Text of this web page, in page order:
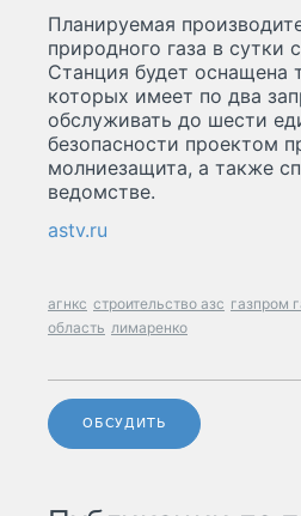
Планируемая
природного газа в
Станция будет оснащена
которых имеет по два
обслуживать до шести
безопасности проектом
молниезащита, а также
ведомстве.
astv.ru
агнкс строительство азс газпром
область лимаренко
ОБСУДИТЬ